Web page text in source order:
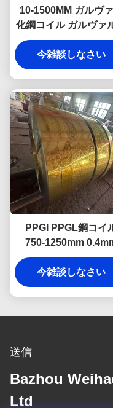
10-1500MM ガルヴ
化鋼コイル ガルヴァ
ム鋼コイル アルーシ
Az150
今雑談しなさい
PPGI PPGL鋼コイ
750-1250mm
0.5mm カットサービ
き
今雑談しなさい
送信
Bazhou
Ltd